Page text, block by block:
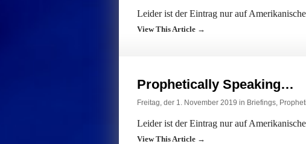
Leider ist der Eintrag nur auf
View This Article →
Prophetically Speaking…
Freitag, der 1. November 2019 in Briefings,
Leider ist der Eintrag nur auf
View This Article →